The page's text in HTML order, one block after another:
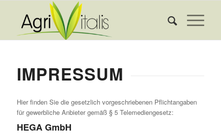
IMPRESSUM
Hier finden Sie die gesetzlich vorgeschriebenen Pflichtangaben
für gewerbliche Anbieter gemäß § 5 Telemediengesetz:
HEGA GmbH